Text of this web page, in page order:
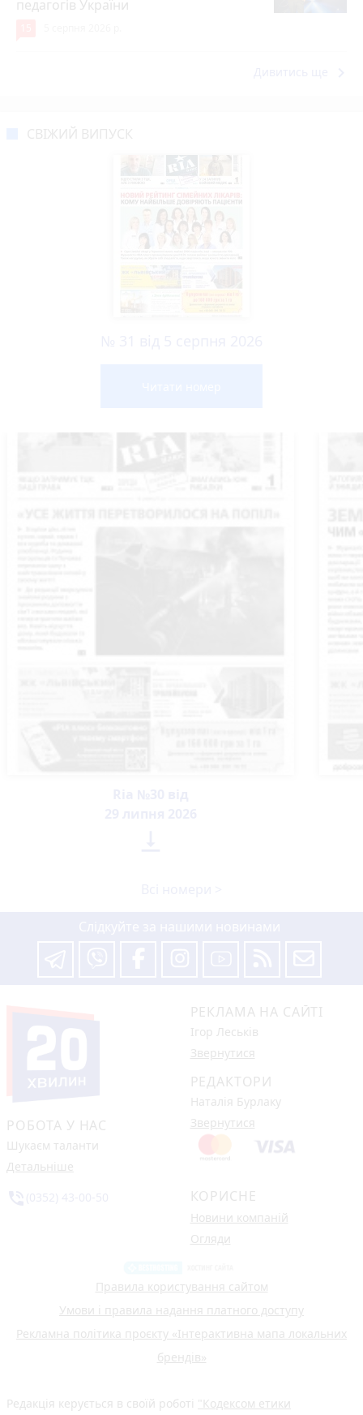
педагогів України
РОБОТА У НАС
Шукаєм таланти
Детальніше
РЕКЛАМА НА САЙТІ
Ігор Леськів
Звернутися
РЕДАКТОРИ
Наталія Бурлаку
Звернутися
КОРИСНЕ
Новини компаній
Огляди
Правила користування сайтом
Умови і правила надання платного доступу
Рекламна політика проєкту «Інтерактивна мапа локальних
брендів»
Редакція керується в своїй роботі "Кодексом етики